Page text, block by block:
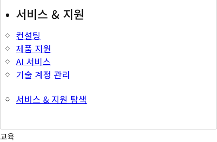
서비스 & 지원
컨설팅
제품 지원
AI 서비스
기술 계정 관리
서비스 & 지원 탐색
교육